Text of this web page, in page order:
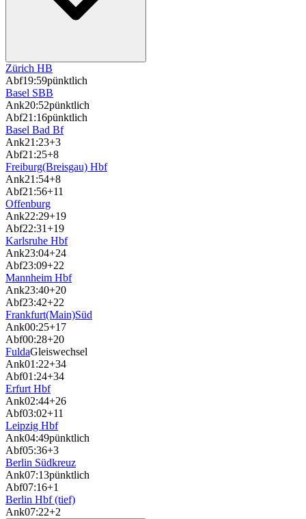
Zürich HB
Abf19:59pünktlich
Basel SBB
Ank20:52pünktlich
Abf21:16pünktlich
Basel Bad Bf
Ank21:23+3
Abf21:25+8
Freiburg(Breisgau) Hbf
Ank21:54+8
Abf21:56+11
Offenburg
Ank22:29+19
Abf22:31+19
Karlsruhe Hbf
Ank23:04+24
Abf23:09+22
Mannheim Hbf
Ank23:40+20
Abf23:42+22
Frankfurt(Main)Süd
Ank00:25+17
Abf00:28+20
FuldaGleiswechsel
Ank01:22+34
Abf01:24+34
Erfurt Hbf
Ank02:44+26
Abf03:02+11
Leipzig Hbf
Ank04:49pünktlich
Abf05:36+3
Berlin Südkreuz
Ank07:13pünktlich
Abf07:16+1
Berlin Hbf (tief)
Ank07:22+2